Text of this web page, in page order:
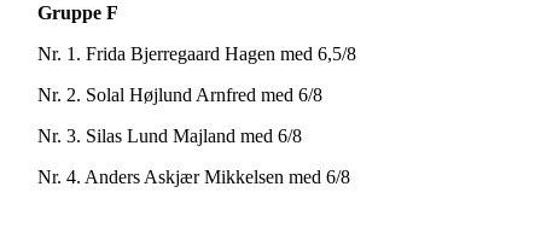
Gruppe F
Nr. 1. Frida Bjerregaard Hagen med 6,5/8
Nr. 2. Solal Højlund Arnfred med 6/8
Nr. 3. Silas Lund Majland med 6/8
Nr. 4. Anders Askjær Mikkelsen med 6/8